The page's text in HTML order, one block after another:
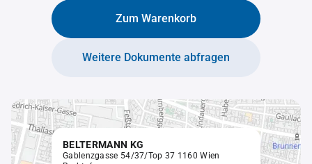
Zum Warenkorb
Weitere Dokumente abfragen
BELTERMANN KG
Gablenzgasse 54/37/Top 37 1160 Wien